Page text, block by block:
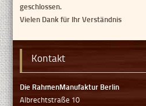
geschlossen.
Vielen Dank für Ihr Verständnis
Kontakt
Die RahmenManufaktur Berlin
Albrechtstraße 10